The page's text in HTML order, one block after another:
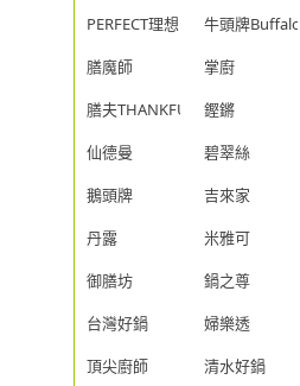
PERFECT理想
牛頭牌Buffalo
膳魔師
掌廚
膳夫THANKFUL
鏗鏘
仙德曼
碧翠絲
鵝頭牌
吉來家
丹露
米雅可
御膳坊
鍋之尊
台灣好鍋
婦樂透
頂尖廚師
清水好鍋